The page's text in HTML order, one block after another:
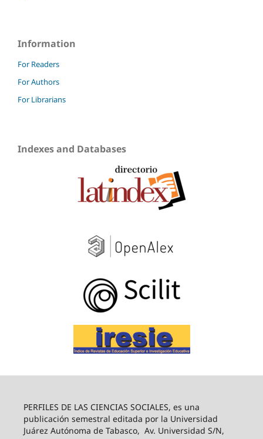
Information
For Readers
For Authors
For Librarians
Indexes and Databases
PERFILES DE LAS CIENCIAS SOCIALES, es una
publicación semestral editada por la Universidad
Juárez Autónoma de Tabasco, Av. Universidad S/N,